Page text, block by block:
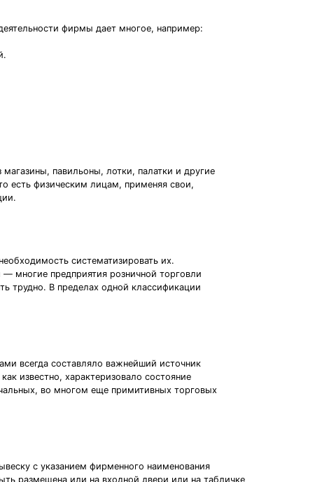
фирмы дает многое, например:
павильоны, лотки, палатки и другие
есть физическим лицам, применяя свои,
систематизировать их.
многие предприятия розничной торговли
трудно. В пределах одной классификации
всегда составляло важнейший источник
известно, характеризовало состояние
во многом еще примитивных торговых
с указанием фирменного наименования
размещена или на входной двери или на табличке